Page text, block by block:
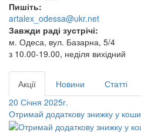
Пишіть:
artalex_odessa@ukr.net
Завжди раді зустрічі:
м. Одеса, вул. Базарна, 5/4
з 10.00-19.00, неділя вихідний
Акції Новини
Статті
20 Січня 2025г.
Отримай додаткову знижку у